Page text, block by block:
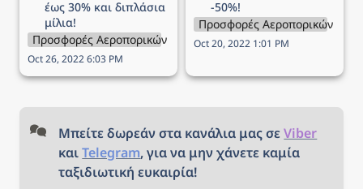
έως 30% και διπλάσια
μίλια!
Προσφορές Αεροπορικών Εταιρειών
Oct 26, 2022 6:03 PM
-50%!
Προσφορές Αεροπορικών
Oct 20, 2022 1:01 PM
Μπείτε δωρεάν στα κανάλια μας σε Viber
και Telegram, για να μην χάνετε καμία
ταξιδιωτική ευκαιρία!